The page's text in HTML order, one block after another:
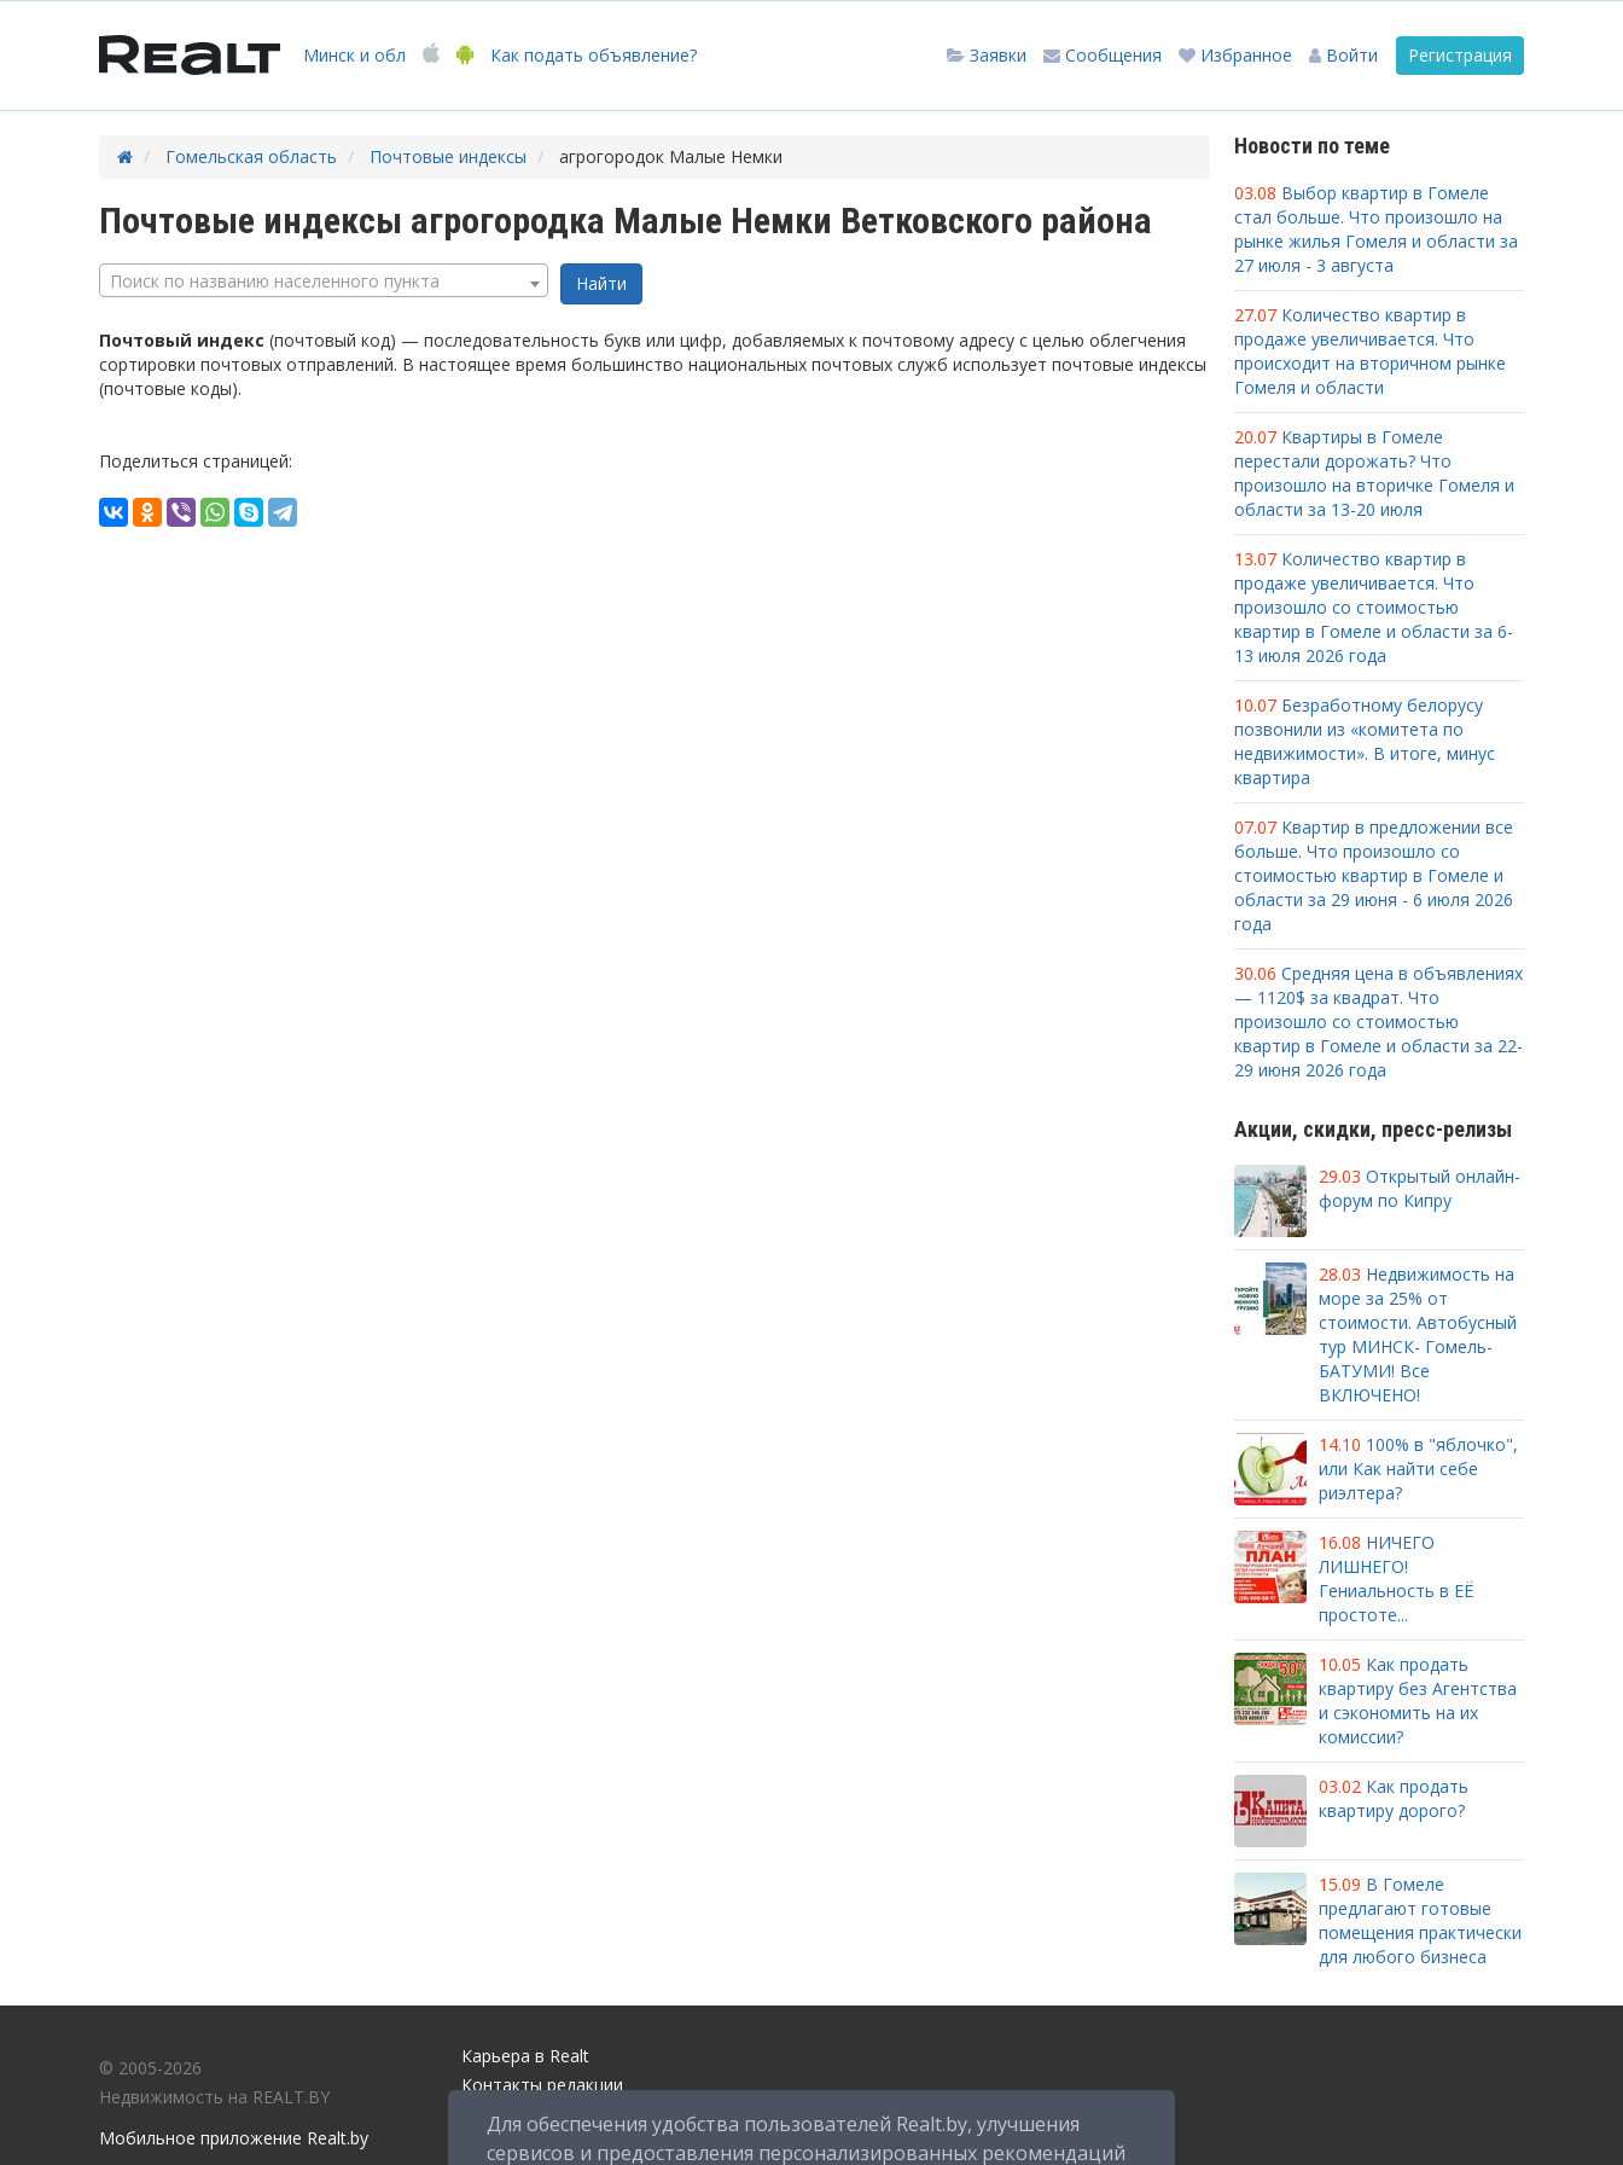
Для обеспечения удобства пользователей Realt.by, улучшения
сервисов и предоставления персонализированных рекомендаций
Минск и обл Как подать объявление? Регистрация
Войти
Избранное
Сообщения
Заявки
Гомельская область Почтовые индексы агрогородок Малые Немки
Почтовые индексы агрогородка Малые Немки Ветковского района
Поиск по названию населенного пункта
Почтовый индекс (почтовый код) — последовательность букв или цифр, добавляемых к почтовому адресу с целью облегчения
сортировки почтовых отправлений. В настоящее время большинство национальных почтовых служб использует почтовые индексы
(почтовые коды).
Поделиться страницей:
Новости по теме
03.08 Выбор квартир в Гомеле
стал больше. Что произошло на
рынке жилья Гомеля и области за
27 июля - 3 августа
27.07 Количество квартир в
продаже увеличивается. Что
происходит на вторичном рынке
Гомеля и области
20.07 Квартиры в Гомеле
перестали дорожать? Что
произошло на вторичке Гомеля и
области за 13-20 июля
13.07 Количество квартир в
продаже увеличивается. Что
произошло со стоимостью
квартир в Гомеле и области за 6-
13 июля 2026 года
10.07 Безработному белорусу
позвонили из «комитета по
недвижимости». В итоге, минус
квартира
07.07 Квартир в предложении все
больше. Что произошло со
стоимостью квартир в Гомеле и
области за 29 июня - 6 июля 2026
года
30.06 Средняя цена в объявлениях
— 1120$ за квадрат. Что
произошло со стоимостью
квартир в Гомеле и области за 22-
29 июня 2026 года
Акции, скидки, пресс-релизы
29.03 Открытый онлайн-
форум по Кипру
28.03 Недвижимость на
море за 25% от
стоимости. Автобусный
тур МИНСК- Гомель-
БАТУМИ! Все
ВКЛЮЧЕНО!
14.10 100% в "яблочко",
или Как найти себе
риэлтера?
16.08 НИЧЕГО
ЛИШНЕГО!
Гениальность в ЕЁ
простоте...
10.05 Как продать
квартиру без Агентства
и сэкономить на их
комиссии?
03.02 Как продать
квартиру дорого?
15.09 В Гомеле
предлагают готовые
помещения практически
для любого бизнеса
© 2005-2026
Недвижимость на REALT.BY
Мобильное приложение Realt.by
Карьера в Realt
Контакты редакции
Справочный центр
Служба поддержки